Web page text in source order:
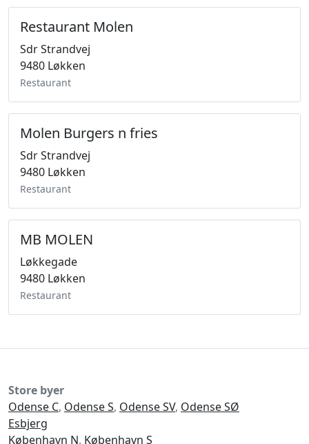
Restaurant Molen
Sdr Strandvej
9480 Løkken
Restaurant
Molen Burgers n fries
Sdr Strandvej
9480 Løkken
Restaurant
MB MOLEN
Løkkegade
9480 Løkken
Restaurant
Store byer
Odense C, Odense S, Odense SV, Odense SØ
Esbjerg
København N, København S